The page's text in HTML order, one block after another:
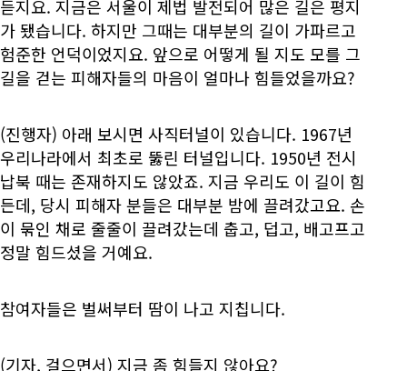
듣지요. 지금은 서울이 제법 발전되어 많은 길은 평지
가 됐습니다. 하지만 그때는 대부분의 길이 가파르고
험준한 언덕이었지요. 앞으로 어떻게 될 지도 모를 그
길을 걷는 피해자들의 마음이 얼마나 힘들었을까요?
(진행자) 아래 보시면 사직터널이 있습니다. 1967년
우리나라에서 최초로 뚫린 터널입니다. 1950년 전시
납북 때는 존재하지도 않았죠. 지금 우리도 이 길이 힘
든데, 당시 피해자 분들은 대부분 밤에 끌려갔고요. 손
이 묶인 채로 줄줄이 끌려갔는데 춥고, 덥고, 배고프고
정말 힘드셨을 거예요.
참여자들은 벌써부터 땀이 나고 지칩니다.
(기자, 걸으면서) 지금 좀 힘들지 않아요?